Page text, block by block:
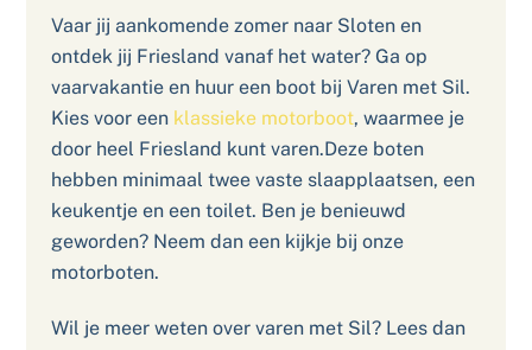
Vaar jij aankomende zomer naar Sloten en
ontdek jij Friesland vanaf het water? Ga op
vaarvakantie en huur een boot bij Varen met Sil.
Kies voor een klassieke motorboot, waarmee je
door heel Friesland kunt varen.Deze boten
hebben minimaal twee vaste slaapplaatsen, een
keukentje en een toilet. Ben je benieuwd
geworden? Neem dan een kijkje bij onze
motorboten.
Wil je meer weten over varen met Sil? Lees dan